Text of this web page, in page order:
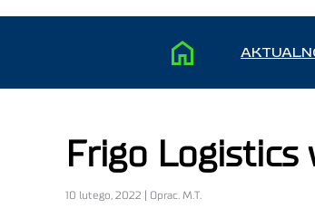
Frigo
10 lutego, 2022 | Oprac. M.T.